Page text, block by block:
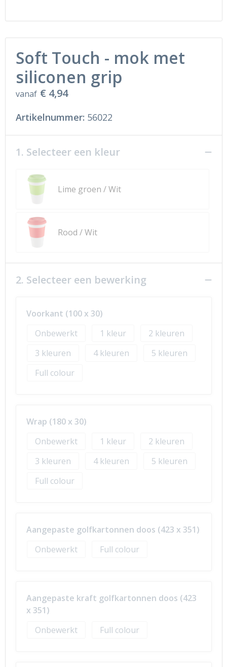
Gereedschap
Schoenen
Ademhalingsbescherming
Schoenen
Gilets
Soft Touch - mok met
siliconen grip
vanaf € 4,94
Artikelnummer: 56022
1. Selecteer een kleur
Lime groen / Wit
Rood / Wit
2. Selecteer een bewerking
Voorkant (100 x 30)
Onbewerkt
1
2
3
4
5
Full colour
Wrap (180 x 30)
Onbewerkt
1
2
3
4
5
Full colour
Aangepaste golfkartonnen doos (423 x 351)
Onbewerkt
Full colour
Aangepaste kraft golfkartonnen doos (423
x 351)
Onbewerkt
Full colour